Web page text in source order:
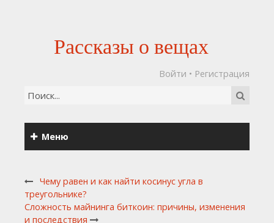
Рассказы о вещах
Войти • Регистрация
Меню
Чему равен и как найти косинус угла в
треугольнике?
Сложность майнинга биткоин: причины, изменения
и последствия